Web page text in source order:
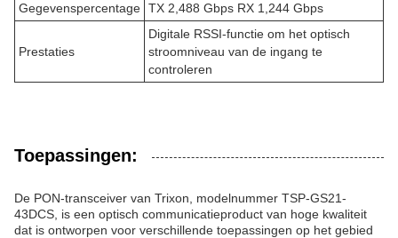
Gegevenspercentage TX 2,488 Gbps RX 1,244 Gbps
Prestaties
Digitale RSSI-functie om het optisch
stroomniveau van de ingang te
controleren
Toepassingen:
De PON-transceiver van Trixon, modelnummer TSP-GS21-
43DCS, is een optisch communicatieproduct van hoge kwaliteit
dat is ontworpen voor verschillende toepassingen op het gebied